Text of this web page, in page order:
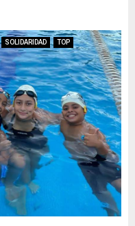
SOLIDARIDAD TOP